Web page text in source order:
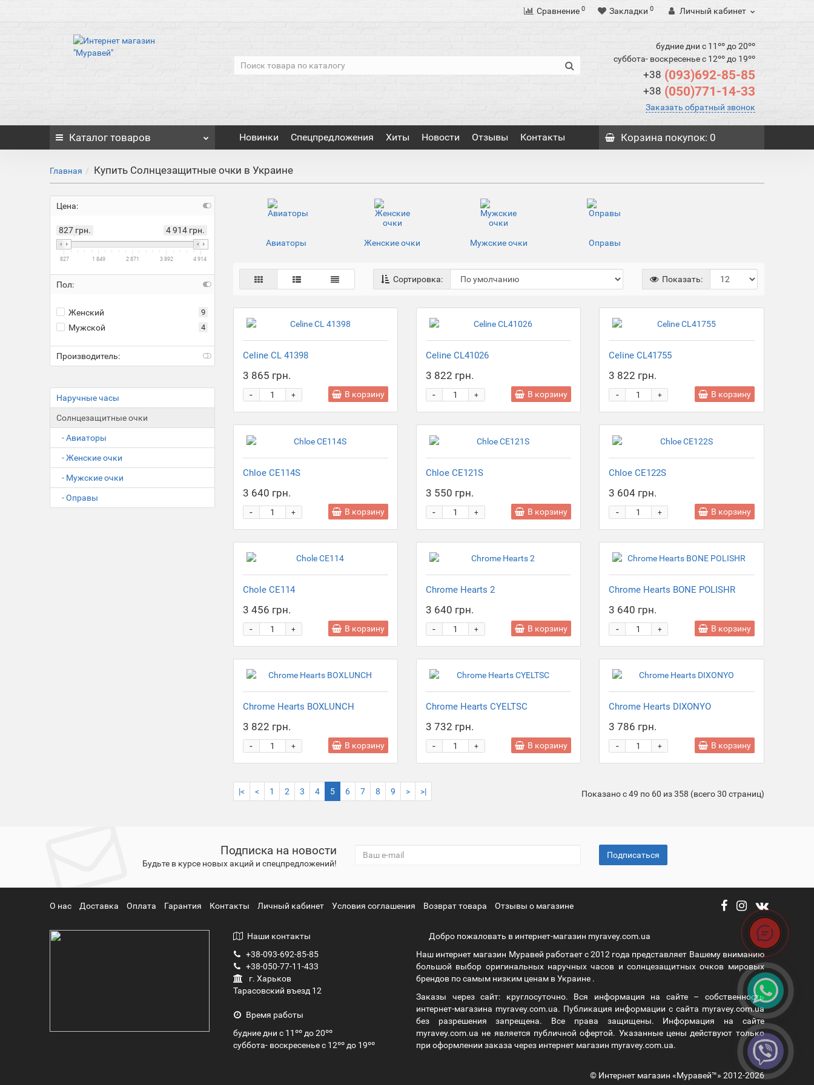
Сравнение 0 Закладки 0 Личный кабинет
будние дни с 11ºº до 20ºº
суббота- воскресенье с 12ºº до 19ºº
+38 (093)692-85-85
+38 (050)771-14-33
Заказать обратный звонок
Каталог товаров Новинки Спецпредложения Хиты Новости Отзывы Контакты Корзина покупок: 0
Главная Купить Солнцезащитные очки в Украине
Цена:
827 грн. 4 914 грн.
827 1 849 2 871 3 892 4 914
Пол:
Женский 9
Мужской 4
Производитель:
Наручные часы
Солнцезащитные очки
- Авиаторы
- Женские очки
- Мужские очки
- Оправы
Авиаторы Женские очки Мужские очки Оправы
Сортировка: Показать:
Celine CL 41398
3 865 грн.
+
- В корзину
Celine CL41026
3 822 грн.
+
- В корзину
Celine CL41755
3 822 грн.
+
- В корзину
Chloe CE114S
3 640 грн.
+
- В корзину
Chloe CE121S
3 550 грн.
+
- В корзину
Chloe CE122S
3 604 грн.
+
- В корзину
Chole CE114
3 456 грн.
+
- В корзину
Chrome Hearts 2
3 640 грн.
+
- В корзину
Chrome Hearts BONE POLISHR
3 640 грн.
+
- В корзину
Chrome Hearts BOXLUNCH
3 822 грн.
+
- В корзину
Chrome Hearts CYELTSC
3 732 грн.
+
- В корзину
Chrome Hearts DIXONYO
3 786 грн.
+
- В корзину
|< < 1 2 3 4 5 6 7 8 9 > >| Показано с 49 по 60 из 358 (всего 30 страниц)
Подписка на новости
Будьте в курсе новых акций и спецпредложений!
Подписаться
О нас Доставка Оплата Гарантия Контакты Личный кабинет Условия соглашения Возврат товара Отзывы о магазине
Наши контакты
+38-093-692-85-85
+38-050-77-11-433
г. Харьков
Тарасовский въезд 12
Время работы
будние дни с 11ºº до 20ºº
суббота- воскресенье с 12ºº до 19ºº
Добро пожаловать в интернет-магазин myravey.com.ua
Наш интернет магазин Муравей работает с 2012 года представляет Вашему вниманию
большой выбор оригинальных наручных часов и солнцезащитных очков мировых
брендов по самым низким ценам в Украине .
Заказы через сайт: круглосуточно. Вся информация на сайте – собственность
интернет-магазина myravey.com.ua. Публикация информации с сайта myravey.com.ua
без разрешения запрещена. Все права защищены. Информация на сайте
myravey.com.ua не является публичной офертой. Указанные цены действуют только
при оформлении заказа через интернет магазин myravey.com.ua.
© Интернет магазин «Муравей™» 2012-2026